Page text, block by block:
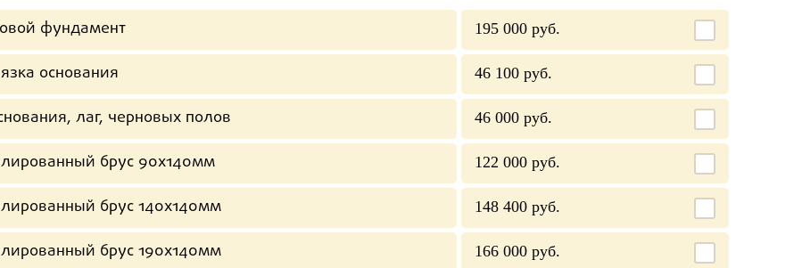
фундамент 195 000 руб.
основания 46 100 руб.
лаг, черновых полов 46 000 руб.
брус 90х140мм 122 000 руб.
брус 140х140мм 148 400 руб.
брус 190х140мм 166 000 руб.